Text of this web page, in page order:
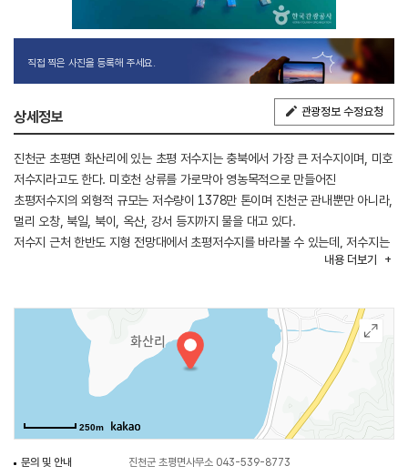
직접 찍은 사진을 등록해 주세요.
상세정보 관광정보 수정요청
진천군 초평면 화산리에 있는 초평 저수지는 충북에서 가장 큰 저수지이며, 미호
저수지라고도 한다. 미호천 상류를 가로막아 영농목적으로 만들어진
초평저수지의 외형적 규모는 저수량이 1378만 톤이며 진천군 관내뿐만 아니라,
멀리 오창, 북일, 북이, 옥산, 강서 등지까지 물을 대고 있다.
저수지 근처 한반도 지형 전망대에서 초평저수지를 바라볼 수 있는데, 저수지는
전체적으로 굴곡이 심한 ‘ㄹ’ 자 형태를 이루고 나지막한 구릉성 산지에 둘러싸여
명소로도 유명하며 전망이 아름다워 드라이브하기에도 좋다.
내용 더보기
250m
문의 및 안내
진천군 초평면사무소 043-539-8773